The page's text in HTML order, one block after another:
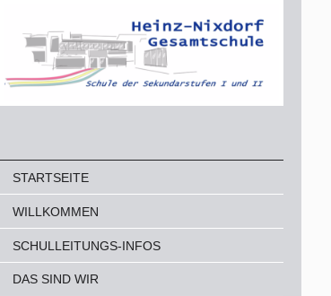
STARTSEITE
WILLKOMMEN
SCHULLEITUNGS-INFOS
DAS SIND WIR